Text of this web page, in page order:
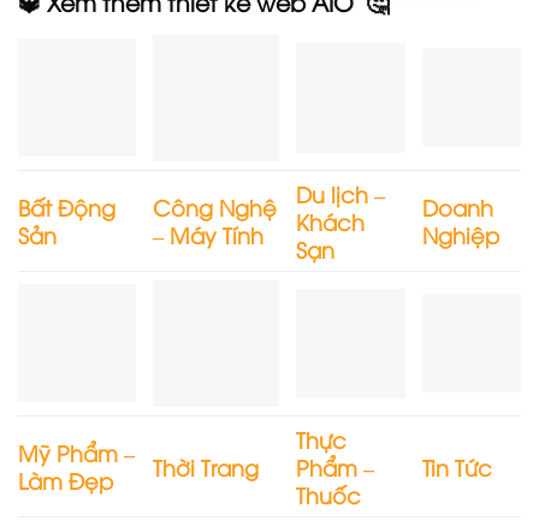
Bất Động
Sản
Công Nghệ
– Máy Tính
Du lịch –
Khách
Sạn
Doanh
Nghiệp
Mỹ Phẩm –
Làm Đẹp
Thời Trang
Thực
Phẩm –
Thuốc
Tin Tức